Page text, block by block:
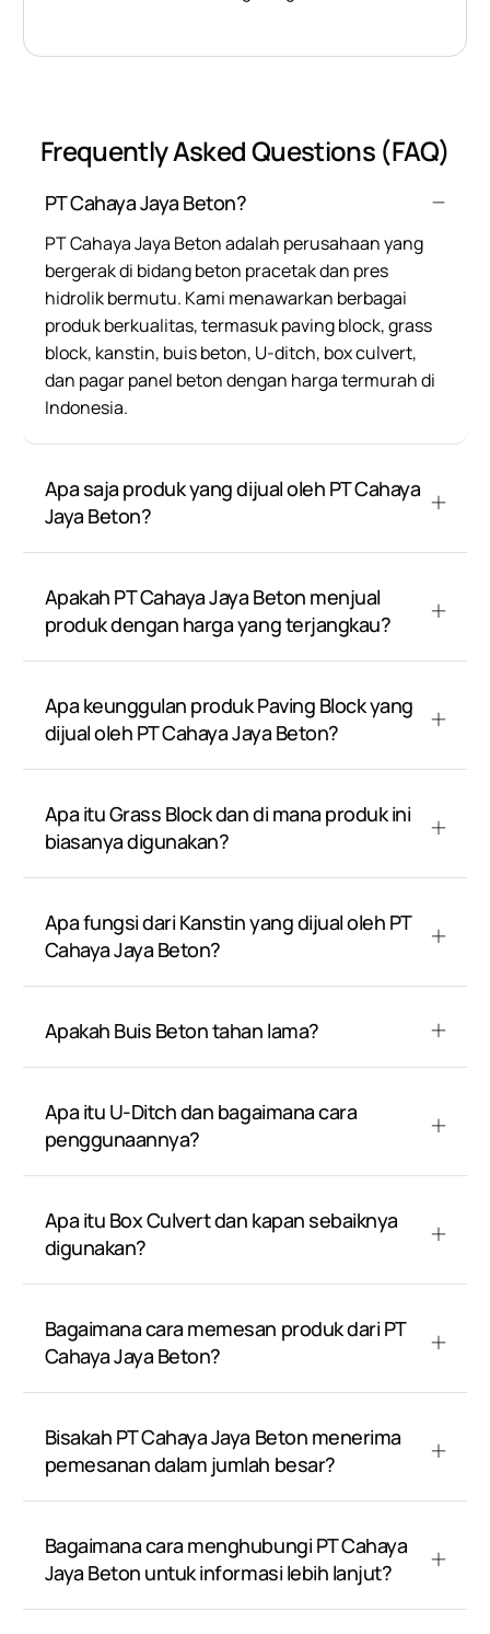
Frequently Asked Questions (FAQ)
PT Cahaya Jaya Beton?
PT Cahaya Jaya Beton adalah perusahaan yang
bergerak di bidang beton pracetak dan pres
hidrolik bermutu. Kami menawarkan berbagai
produk berkualitas, termasuk paving block, grass
block, kanstin, buis beton, U-ditch, box culvert,
dan pagar panel beton dengan harga termurah di
Indonesia.
Apa saja produk yang dijual oleh PT Cahaya
Jaya Beton?
Apakah PT Cahaya Jaya Beton menjual
produk dengan harga yang terjangkau?
Apa keunggulan produk Paving Block yang
dijual oleh PT Cahaya Jaya Beton?
Apa itu Grass Block dan di mana produk ini
biasanya digunakan?
Apa fungsi dari Kanstin yang dijual oleh PT
Cahaya Jaya Beton?
Apakah Buis Beton tahan lama?
Apa itu U-Ditch dan bagaimana cara
penggunaannya?
Apa itu Box Culvert dan kapan sebaiknya
digunakan?
Bagaimana cara memesan produk dari PT
Cahaya Jaya Beton?
Bisakah PT Cahaya Jaya Beton menerima
pemesanan dalam jumlah besar?
Bagaimana cara menghubungi PT Cahaya
Jaya Beton untuk informasi lebih lanjut?